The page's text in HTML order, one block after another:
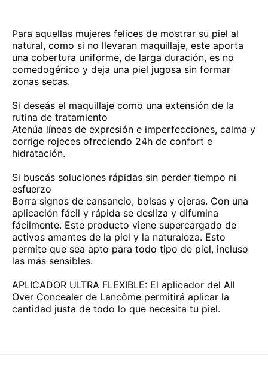
Para aquellas mujeres felices de mostrar su piel al
natural, como si no llevaran maquillaje, este aporta
una cobertura uniforme, de larga duración, es no
comedogénico y deja una piel jugosa sin formar
zonas secas.
Si deseás el maquillaje como una extensión de la
rutina de tratamiento
Atenúa líneas de expresión e imperfecciones, calma y
corrige rojeces ofreciendo 24h de confort e
hidratación.
Si buscás soluciones rápidas sin perder tiempo ni
esfuerzo
Borra signos de cansancio, bolsas y ojeras. Con una
aplicación fácil y rápida se desliza y difumina
fácilmente. Este producto viene supercargado de
activos amantes de la piel y la naturaleza. Esto
permite que sea apto para todo tipo de piel, incluso
las más sensibles.
APLICADOR ULTRA FLEXIBLE: El aplicador del All
Over Concealer de Lancôme permitirá aplicar la
cantidad justa de todo lo que necesita tu piel.